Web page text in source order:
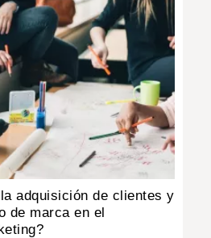
adquisición de clientes y
de marca en el